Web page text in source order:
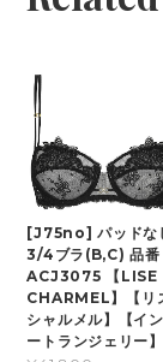
[J75no] パッドな
3/4ブラ(B,C) 品番
ACJ3075 【LISE
CHARMEL】【リ
シャルメル】【イ
ートランジェリー】